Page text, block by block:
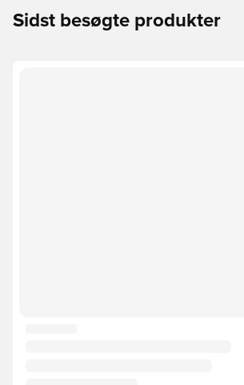
Sidst besøgte produkter